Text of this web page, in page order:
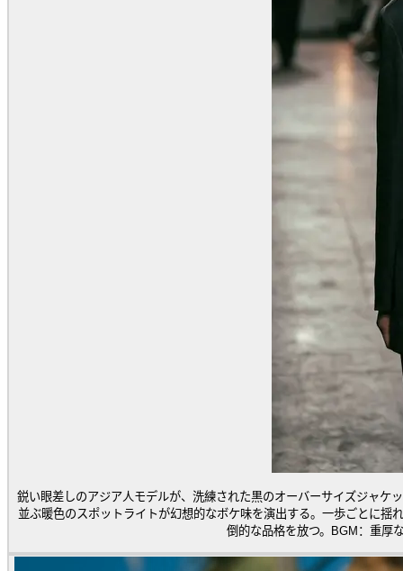
鋭い眼差しのアジア人モデルが、洗練された黒のオーバーサイズジャケ
並ぶ暖色のスポットライトが幻想的なボケ味を演出する。一歩ごとに
倒的な品格を放つ。BGM：重厚